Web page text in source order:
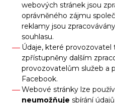
webových stránek jsou
oprávněného zájmu
reklamy jsou
souhlasu.
Údaje, které
zpřístupněny dalším
provozovatelům služeb a
Facebook.
Webové stránky lze
neumožňuje sbírání